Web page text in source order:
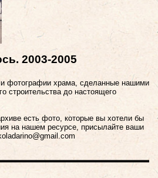
2003-2005
фотографии храма, сделанные нашими
строительства до настоящего
есть фото, которые вы хотели бы
на нашем ресурсе, присылайте ваши